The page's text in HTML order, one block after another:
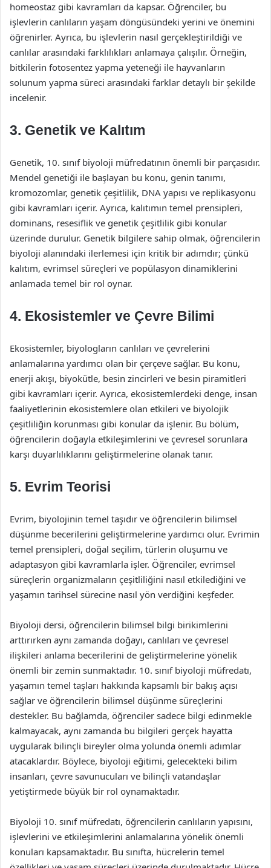
homeostaz gibi kavramları da kapsar. Öğrenciler, bu
işlevlerin canlıların yaşam döngüsündeki yerini ve önemini
öğrenirler. Ayrıca, bu işlevlerin nasıl gerçekleştirildiği ve
canlılar arasındaki farklılıkları anlamaya çalışılır. Örneğin,
bitkilerin fotosentez yapma yeteneği ile hayvanların
solunum yapma süreci arasındaki farklar detaylı bir şekilde
incelenir.
3. Genetik ve Kalıtım
Genetik, 10. sınıf biyoloji müfredatının önemli bir parçasıdır.
Mendel genetiği ile başlayan bu konu, genin tanımı,
kromozomlar, genetik çeşitlilik, DNA yapısı ve replikasyonu
gibi kavramları içerir. Ayrıca, kalıtımın temel prensipleri,
dominans, resesiflik ve genetik çeşitlilik gibi konular
üzerinde durulur. Genetik bilgilere sahip olmak, öğrencilerin
biyoloji alanındaki ilerlemesi için kritik bir adımdır; çünkü
kalıtım, evrimsel süreçleri ve popülasyon dinamiklerini
anlamada temel bir rol oynar.
4. Ekosistemler ve Çevre Bilimi
Ekosistemler, biyologların canlıları ve çevrelerini
anlamalarına yardımcı olan bir çerçeve sağlar. Bu konu,
enerji akışı, biyokütle, besin zincirleri ve besin piramitleri
gibi kavramları içerir. Ayrıca, ekosistemlerdeki denge, insan
faaliyetlerinin ekosistemlere olan etkileri ve biyolojik
çeşitliliğin korunması gibi konular da işlenir. Bu bölüm,
öğrencilerin doğayla etkileşimlerini ve çevresel sorunlara
karşı duyarlılıklarını geliştirmelerine olanak tanır.
5. Evrim Teorisi
Evrim, biyolojinin temel taşıdır ve öğrencilerin bilimsel
düşünme becerilerini geliştirmelerine yardımcı olur. Evrimin
temel prensipleri, doğal seçilim, türlerin oluşumu ve
adaptasyon gibi kavramlarla işler. Öğrenciler, evrimsel
süreçlerin organizmaların çeşitliliğini nasıl etkilediğini ve
yaşamın tarihsel sürecine nasıl yön verdiğini keşfeder.
Biyoloji dersi, öğrencilerin bilimsel bilgi birikimlerini
arttırırken aynı zamanda doğayı, canlıları ve çevresel
ilişkileri anlama becerilerini de geliştirmelerine yönelik
önemli bir zemin sunmaktadır. 10. sınıf biyoloji müfredatı,
yaşamın temel taşları hakkında kapsamlı bir bakış açısı
sağlar ve öğrencilerin bilimsel düşünme süreçlerini
destekler. Bu bağlamda, öğrenciler sadece bilgi edinmekle
kalmayacak, aynı zamanda bu bilgileri gerçek hayatta
uygularak bilinçli bireyler olma yolunda önemli adımlar
atacaklardır. Böylece, biyoloji eğitimi, gelecekteki bilim
insanları, çevre savunucuları ve bilinçli vatandaşlar
yetiştirmede büyük bir rol oynamaktadır.
Biyoloji 10. sınıf müfredatı, öğrencilerin canlıların yapısını,
işlevlerini ve etkileşimlerini anlamalarına yönelik önemli
konuları kapsamaktadır. Bu sınıfta, hücrelerin temel